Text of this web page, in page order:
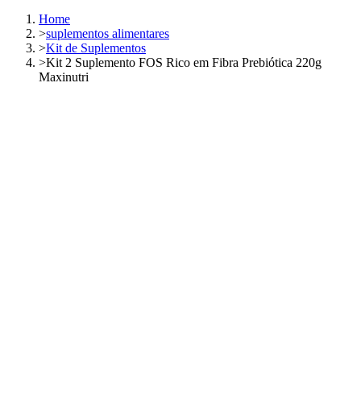
Home
>suplementos alimentares
>Kit de Suplementos
>Kit 2 Suplemento FOS Rico em Fibra Prebiótica 220g
Maxinutri